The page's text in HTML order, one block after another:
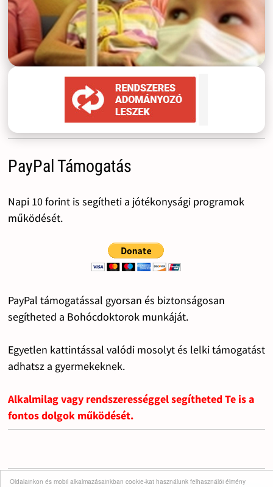
Oldalainkon és mobil alkalmazásainkban cookie-kat használunk felhasználói élmény
PayPal Támogatás
Napi 10 forint is segítheti a jótékonysági programok
működését.
PayPal támogatással gyorsan és biztonságosan
segítheted a Bohócdoktorok munkáját.
Egyetlen kattintással valódi mosolyt és lelki támogatást
adhatsz a gyermekeknek.
Alkalmilag vagy rendszerességgel segítheted Te is a
fontos dolgok működését.